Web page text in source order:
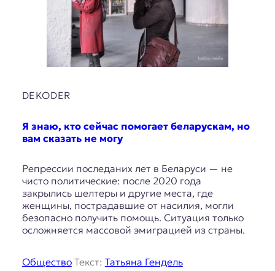
DEKODER
Я знаю, кто сейчас помогает беларускам, но
вам сказать не могу
Репрессии последаних лет в Беларуси — не
чисто политические: после 2020 года
закрылись шелтеры и другие места, где
женщины, пострадавшие от насилия, могли
безопасно получить помощь. Ситуация только
осложняется массовой эмиграцией из страны.
ОбществоТекст: Татьяна Гендель